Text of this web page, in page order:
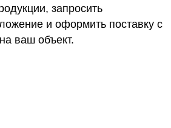
запросить
и оформить поставку с
ваш объект.